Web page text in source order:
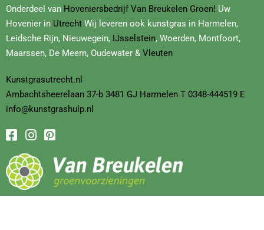
Onderdeel van Hoveniersbedrijf Van Breukelen Groen! Uw
Hovenier in Utrecht Wij leveren ook kunstgras in Harmelen,
Leidsche Rijn, Nieuwegein, IJsselstein, Woerden, Montfoort,
Maarssen, De Meern, Oudewater & Vleuten
Kunstgrasutrecht.nl
Ambachtsheerelaan 37-b 3481 GJ Harmelen T 0348-444519 E
info@kunstgrashulp.nl